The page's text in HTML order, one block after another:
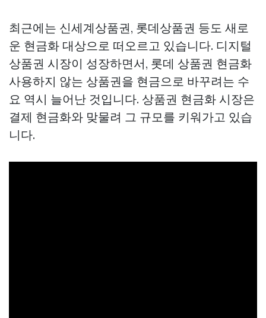
최근에는 신세계상품권, 롯데상품권 등도 새로
운 현금화 대상으로 떠오르고 있습니다. 디지털
상품권 시장이 성장하면서, 롯데 상품권 현금화
사용하지 않는 상품권을 현금으로 바꾸려는 수
요 역시 늘어난 것입니다. 상품권 현금화 시장은
결제 현금화와 맞물려 그 규모를 키워가고 있습
니다.